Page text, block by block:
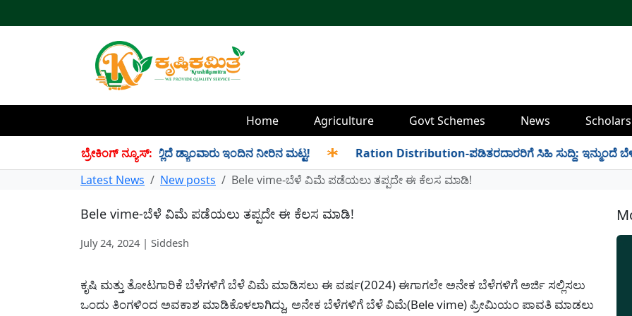
Home Agriculture Govt Schemes News
ಬ್ರೇಕಿಂಗ್ ನ್ಯೂಸ್:
TMC ನೀರು ಸಂಗ್ರಹ! ಇಲ್ಲಿದೆ ಡ್ಯಾಂವಾರು ಇಂದಿನ ನೀರಿನ ಮಟ್ಟ! ✱ Ration Distribution-ಪಡಿತರದಾರರಿಗೆ ಸಿಹಿ ಸುದ್ದಿ: ಇನ್ಮುಂದೆ ಬೆಳಿಗ್ಗೆ
Latest News
New posts Bele vime-ಬೆಳೆ ವಿಮೆ ಪಡೆಯಲು ತಪ್ಪದೇ ಈ ಕೆಲಸ ಮಾಡಿ!
Bele vime-ಬೆಳೆ ವಿಮೆ ಪಡೆಯಲು ತಪ್ಪದೇ ಈ ಕೆಲಸ ಮಾಡಿ!
July 24, 2024 | Siddesh
ಕೃಷಿ ಮತ್ತು ತೋಟಗಾರಿಕೆ ಬೆಳೆಗಳಿಗೆ ಬೆಳೆ ವಿಮೆ ಮಾಡಿಸಲು ಈ ವರ್ಷ(2024) ಈಗಾಗಲೇ ಅನೇಕ ಬೆಳೆಗಳಿಗೆ ಅರ್ಜಿ ಸಲ್ಲಿಸಲು
ಒಂದು ತಿಂಗಳಿಂದ ಅವಕಾಶ ಮಾಡಿಕೊಳಲಾಗಿದ್ದು, ಅನೇಕ ಬೆಳೆಗಳಿಗೆ ಬೆಳೆ ವಿಮೆ(Bele vime) ಪ್ರೀಮಿಯಂ ಪಾವತಿ ಮಾಡಲು